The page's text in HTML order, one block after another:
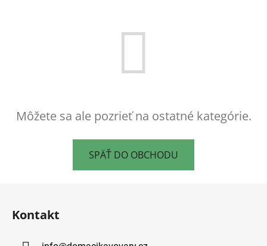
Môžete sa ale pozrieť na ostatné kategórie.
SPÄŤ DO OBCHODU
Kontakt